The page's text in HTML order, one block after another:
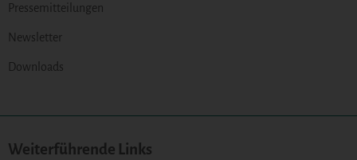
Pressemitteilungen
Newsletter
Downloads
Weiterführende Links